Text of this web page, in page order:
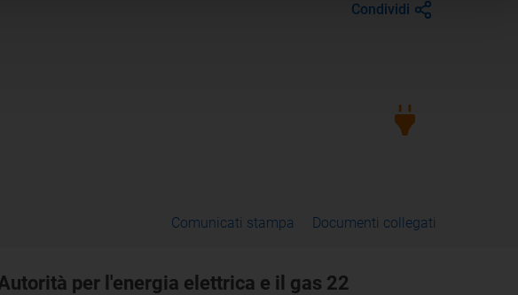
Condividi
Comunicati stampa Documenti collegati
per l'energia elettrica e il gas 22